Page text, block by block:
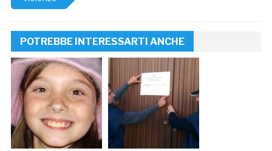
POTREBBE INTERESSARTI ANCHE